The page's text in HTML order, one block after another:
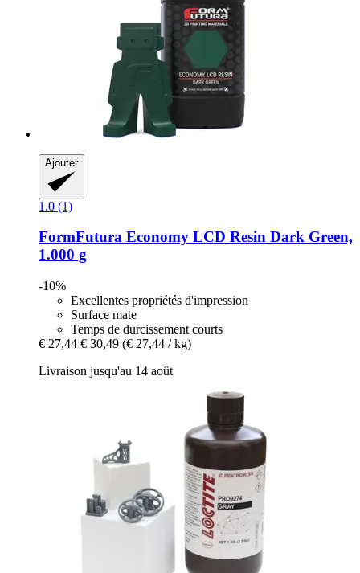
Ajouter
1.0 (1)
FormFutura Economy LCD Resin Dark Green,
1.000 g
-10%
Excellentes propriétés d'impression
Surface mate
Temps de durcissement courts
€ 27,44 € 30,49 (€ 27,44 / kg)
Livraison jusqu'au 14 août